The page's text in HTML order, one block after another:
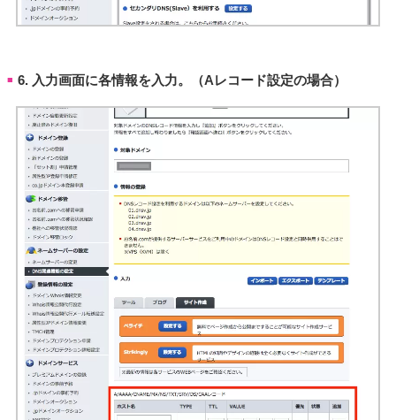
■ 6. 入力画面に各情報を入力。（Aレコード設定の場合）